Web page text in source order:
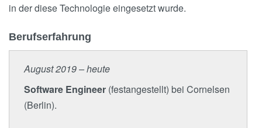
in der diese Technologie eingesetzt wurde.
Berufserfahrung
August 2019 – heute
Software Engineer (festangestellt) bei Cornelsen
(Berlin).